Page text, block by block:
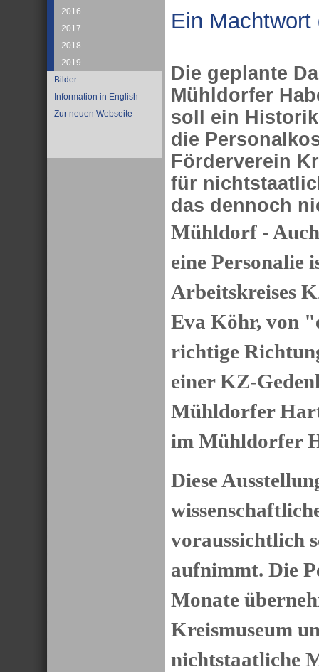
2016
2017
2018
2019
Bilder
Information in English
Zur neuen Webseite
Ein Machtwort
Die geplante
Mühldorfer
soll ein
die
Förderverein
für
das dennoch
Mühldorf -
eine Personalie
Arbeitskreises
Eva Köhr, von
richtige
einer KZ-
Mühldorfer
im Mühldorfer
Diese
voraussichtlich
aufnimmt. Die
Monate
Kreismuseum
nichtstaatliche